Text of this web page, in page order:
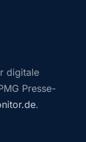
digitale
Presse-
.